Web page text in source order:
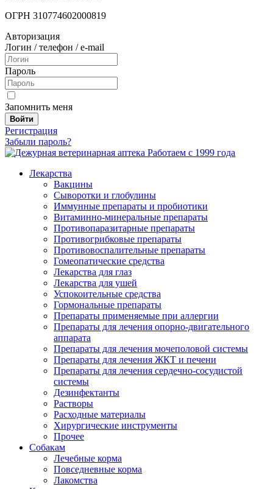
ОГРН 310774602000819
Авторизация
Логин / телефон / e-mail
Пароль
Запомнить меня
Войти
Регистрация
Забыли пароль?
Работаем с 1999 года
Лекарства
Вакцины
Сыворотки и глобулины
Иммунные препараты и пробиотики
Витаминно-минеральные препараты
Противопаразитарные препараты
Противогрибковые препараты
Противовоспалительные препараты
Гомеопатические средства
Лекарства для глаз
Лекарства для ушей
Успокоительные средства
Гормональные препараты
Препараты применяемые при аллергии
Препараты для лечения опорно-двигательного
аппарата
Препараты для лечения мочеполовой системы
Препараты для лечения ЖКТ и печени
Препараты для лечения сердечно-сосудистой
системы
Дезинфектанты
Растворы
Расходные материалы
Хирургические инструменты
Прочее
Собакам
Лечебные корма
Повседневные корма
Лакомства